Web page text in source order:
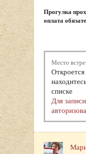
Прогулка
оплата
Место
списке
Для